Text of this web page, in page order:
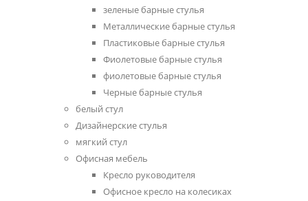
зеленые барные стулья
Металлические барные стулья
Пластиковые барные стулья
Фиолетовые барные стулья
фиолетовые барные стулья
Черные барные стулья
белый стул
Дизайнерские стулья
мягкий стул
Офисная мебель
Кресло руководителя
Офисное кресло на колесиках